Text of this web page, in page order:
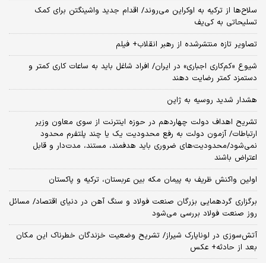
سلاح‌ها از ترکیه به اوکراین می‌روند/ اقدام جدید واشینگتن برای کمک
تسلیحاتی به کی‌یف
تصاویر تازه منتشرشده از رهبر انقلاب+ فیلم
شیوع «کم‌کاری اجباری» در ایران/ افراد شاغل باید به ساعات کاری کمتر و
دستمزد کمتر رضایت دهند
هشدار شدید روسیه به ژاپن
تشریح اهداف دولت چهاردهم در حوزه اینترنت از سوی معاون وزیر
ارتباطات/ آزمون دولت به رفع محدودیت یک یا چند پلتفرم محدود
نمی‌‎شود/محدودیت‌های ضروری باید هدفمند، مستند، مدت‌دار و قابل
اعتراض باشند
اولین واکنش ظریف به پیمان مکه بین عربستان، ترکیه و پاکستان
برگزاری گردهمایی بزرگان صنعت فولاد و سنگ آهن در دنیای اقتصاد/ مسائل
روز صنعت فولاد بررسی می‌شود
آتش‌سوزی در لوناپارک شیراز/ تشریح وضعیت خزندگان خطرناک این مکان
بعد از حادثه+ عکس